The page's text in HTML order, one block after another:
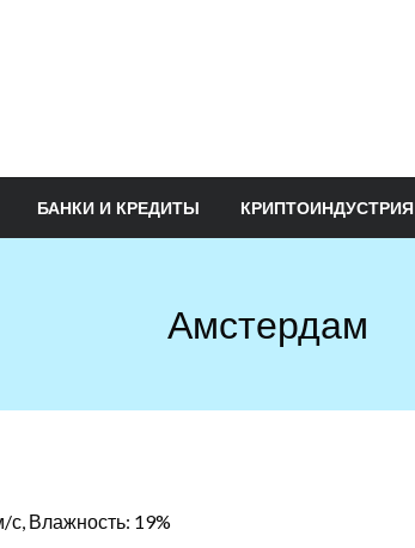
БАНКИ И КРЕДИТЫ КРИПТОИНДУСТРИЯ
Амстердам
с, Влажность: 19%